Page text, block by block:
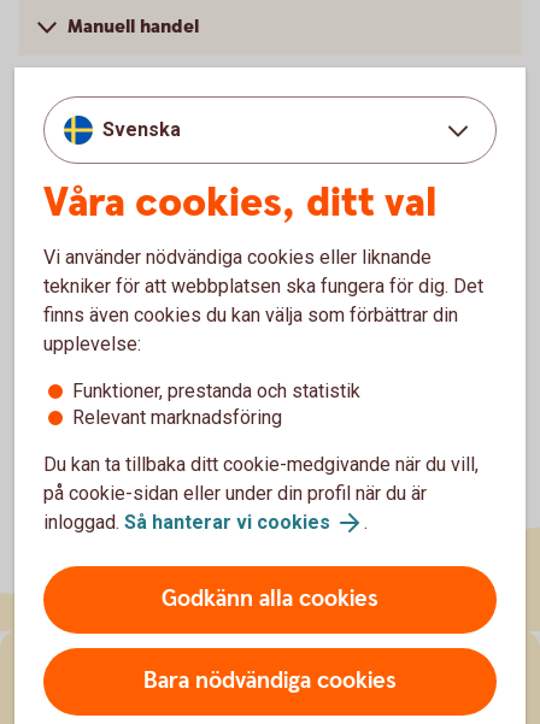
Manuell handel
godkänna cookies för Funktioner, prestanda
och statistik.
Inställningar för cookies
Svenska
Våra cookies, ditt val
Vi använder nödvändiga cookies eller liknande
tekniker för att webbplatsen ska fungera för dig. Det
finns även cookies du kan välja som förbättrar din
upplevelse:
Funktioner, prestanda och statistik
Relevant marknadsföring
Du kan ta tillbaka ditt cookie-medgivande när du vill,
på cookie-sidan eller under din profil när du är
inloggad. Så hanterar vi cookies .
Godkänn alla cookies
Bara nödvändiga cookies
Sidfot
Räkna